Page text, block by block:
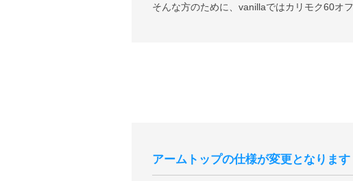
そんな方のために、vanillaではカリモク60オ
アームトップの仕様が変更となります